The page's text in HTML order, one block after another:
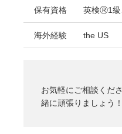
保有資格 英検Ⓡ1級
海外経験 the US
お気軽にご相談くだ
緒に頑張りましょう！